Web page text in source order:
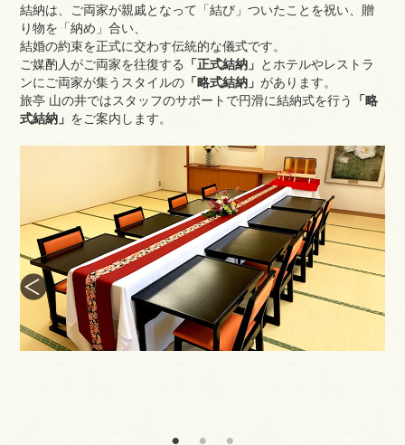
結納は、ご両家が親戚となって「結び」ついたことを祝い、贈
り物を「納め」合い、
結婚の約束を正式に交わす伝統的な儀式です。
ご媒酌人がご両家を往復する 「正式結納」 とホテルやレストラ
ンにご両家が集うスタイルの 「略式結納」があります。
旅亭 山の井ではスタッフのサポートで円滑に結納式を行う 「略
式結納」 をご案内します。